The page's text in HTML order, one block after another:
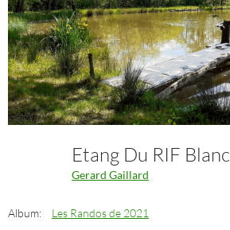
Etang Du RIF Blanc
Gerard Gaillard
Album: Les Randos de 2021